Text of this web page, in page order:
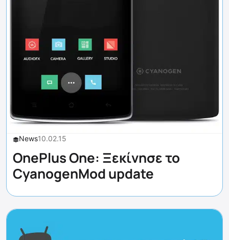
News10.02.15
OnePlus One: Ξεκίνησε το
CyanogenMod update